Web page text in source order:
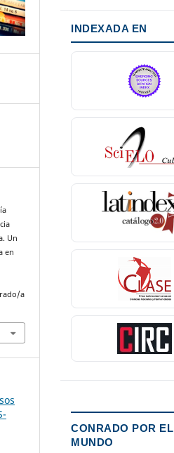
Un
en
a
INDEXADA EN
CONRADO POR EL
MUNDO